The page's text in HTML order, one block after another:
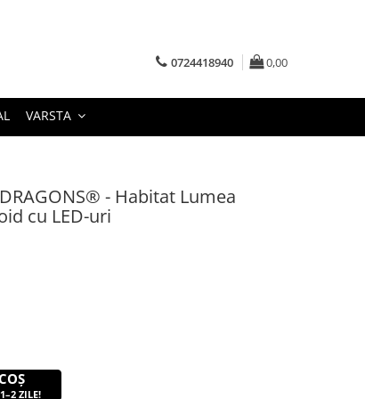
0724418940 0,00
VARSTA
- Habitat Lumea
cu LED-uri
ZILE!